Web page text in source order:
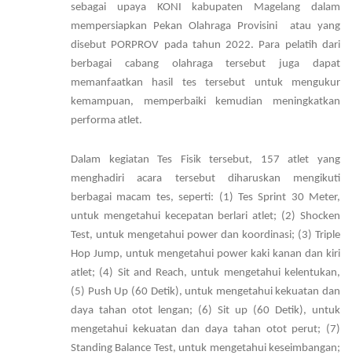
sebagai upaya KONI kabupaten Magelang dalam
mempersiapkan Pekan Olahraga Provisini atau yang
disebut PORPROV pada tahun 2022. Para pelatih dari
berbagai cabang olahraga tersebut juga dapat
memanfaatkan hasil tes tersebut untuk mengukur
kemampuan, memperbaiki kemudian meningkatkan
performa atlet.
Dalam kegiatan Tes Fisik tersebut, 157 atlet yang
menghadiri acara tersebut diharuskan mengikuti
berbagai macam tes, seperti: (1) Tes Sprint 30 Meter,
untuk mengetahui kecepatan berlari atlet; (2) Shocken
Test, untuk mengetahui power dan koordinasi; (3) Triple
Hop Jump, untuk mengetahui power kaki kanan dan kiri
atlet; (4) Sit and Reach, untuk mengetahui kelentukan,
(5) Push Up (60 Detik), untuk mengetahui kekuatan dan
daya tahan otot lengan; (6) Sit up (60 Detik), untuk
mengetahui kekuatan dan daya tahan otot perut; (7)
Standing Balance Test, untuk mengetahui keseimbangan;